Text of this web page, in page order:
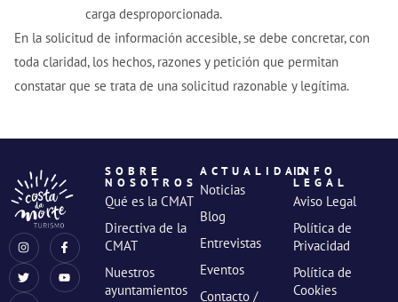
carga desproporcionada.
En la solicitud de información accesible, se debe concretar, con
toda claridad, los hechos, razones y petición que permitan
constatar que se trata de una solicitud razonable y legítima.
SOBRE
NOSOTROS
Qué es la CMAT
Directiva de la
CMAT
Nuestros
ayuntamientos
ACTUALIDAD
Noticias
Blog
Entrevistas
Eventos
Contacto /
INFO
LEGAL
Aviso Legal
Política de
Privacidad
Política de
Cookies